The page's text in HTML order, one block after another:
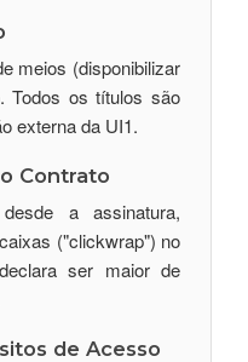
meios (disponibilizar
Todos os títulos são
externa da UI1.
Contrato
a assinatura,
("clickwrap") no
ser maior de
de Acesso